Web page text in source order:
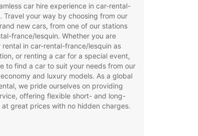
car hire experience in car-rental-
Travel your way by choosing from our
new cars, from one of our stations
france/lesquin. Whether you are
rental in car-rental-france/lesquin as
or renting a car for a special event,
to find a car to suit your needs from our
and luxury models. As a global
we pride ourselves on providing
offering flexible short- and long-
at great prices with no hidden charges.